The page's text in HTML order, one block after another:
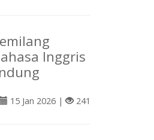
Inggris
15 Jan 2026 | 241